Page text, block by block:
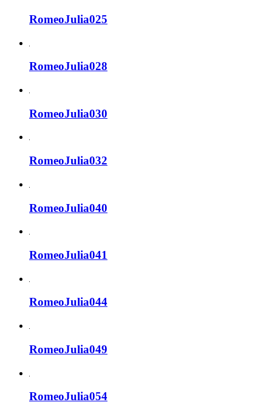
RomeoJulia025
RomeoJulia028
RomeoJulia030
RomeoJulia032
RomeoJulia040
RomeoJulia041
RomeoJulia044
RomeoJulia049
RomeoJulia054